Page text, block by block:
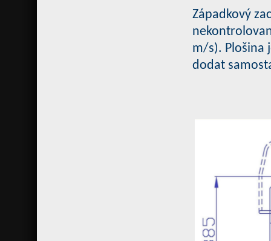
Západkový
m/s). Plošina
dodat